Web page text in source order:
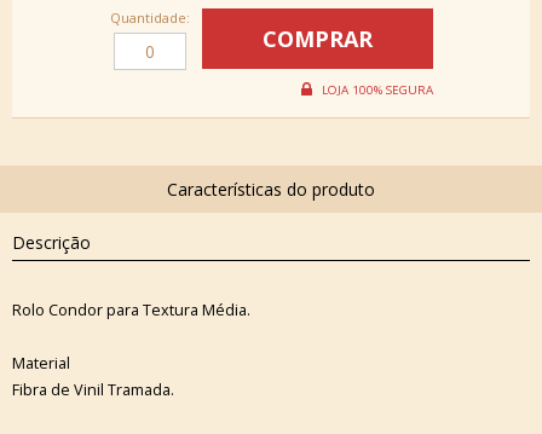
Quantidade:
Descrição
Rolo Condor para Textura Média.
Material
Fibra de Vinil Tramada.